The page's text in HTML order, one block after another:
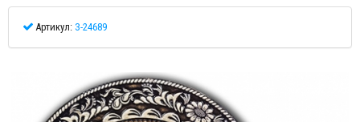
Артикул: З-24689